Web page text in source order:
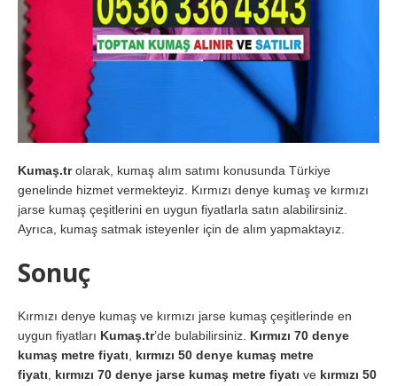
Kumaş.trolarak, kumaş alım satımı konusunda Türkiye
genelinde hizmet vermekteyiz. Kırmızı denye kumaş ve kırmızı
jarse kumaş çeşitlerini en uygun fiyatlarla satın alabilirsiniz.
Ayrıca, kumaş satmak isteyenler için de alım yapmaktayız.
Sonuç
Kırmızı denye kumaş ve kırmızı jarse kumaş çeşitlerinde en
uygun fiyatları Kumaş.tr’de bulabilirsiniz. Kırmızı 70 denye
kumaş metre fiyatı, kırmızı 50 denye kumaş metre
fiyatı, kırmızı 70 denye jarse kumaş metre fiyatı ve kırmızı 50